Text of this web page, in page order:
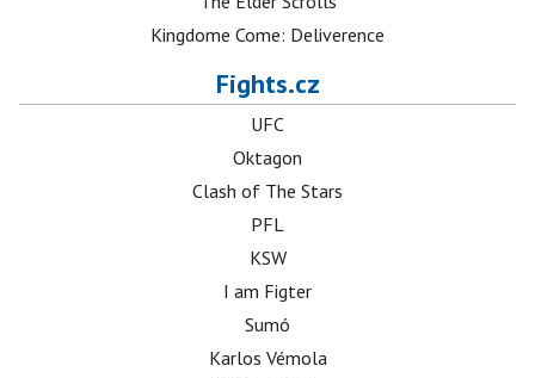
Kingdome Come: Deliverence
Fights.cz
UFC
Oktagon
Clash of The Stars
PFL
KSW
I am Figter
Sumó
Karlos Vémola